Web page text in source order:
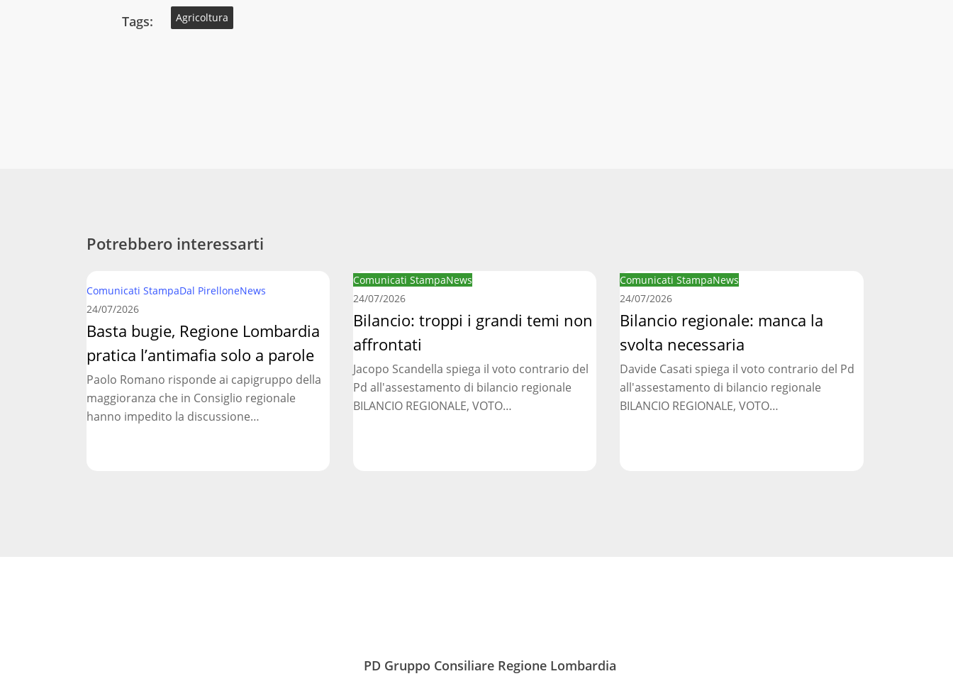
Tags: Agricoltura
Potrebbero interessarti
Comunicati StampaDal PirelloneNews
bugie,
Regione
Lombardia
pratica
l’antimafia
a
24/07/2026
Basta bugie, Regione Lombardia
pratica l’antimafia solo a parole
Paolo Romano risponde ai capigruppo della
maggioranza che in Consiglio regionale
hanno impedito la discussione…
Comunicati StampaNews
Bilancio:
troppi
i
temi
non
affrontati
24/07/2026
Bilancio: troppi i grandi temi non
affrontati
Jacopo Scandella spiega il voto contrario del
Pd all'assestamento di bilancio regionale
BILANCIO REGIONALE, VOTO…
Comunicati StampaNews
Bilancio
regionale:
manca
svolta
necessaria
24/07/2026
Bilancio regionale: manca la
svolta necessaria
Davide Casati spiega il voto contrario del Pd
all'assestamento di bilancio regionale
BILANCIO REGIONALE, VOTO…
PD Gruppo Consiliare Regione Lombardia